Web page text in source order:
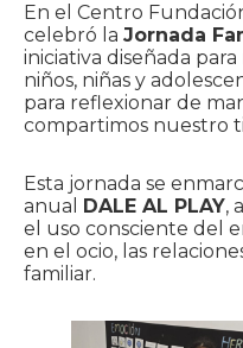
En el Centro
celebró la Jornada
iniciativa diseñada
niños, niñas y
para reflexionar de
compartimos nuestro
Esta jornada se
anual DALE AL PLAY,
el uso consciente del
en el ocio, las
familiar.